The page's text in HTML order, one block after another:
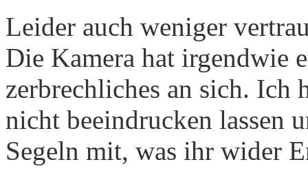
Leider auch weniger
Die Kamera hat irgendwie
zerbrechliches an sich. Ich
nicht beeindrucken lassen
Segeln mit, was ihr wider